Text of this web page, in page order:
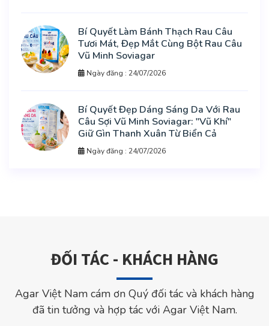
Bí Quyết Làm Bánh Thạch Rau Câu
Tươi Mát, Đẹp Mắt Cùng Bột Rau Câu
Vũ Minh Soviagar
Ngày đăng : 24/07/2026
Bí Quyết Đẹp Dáng Sáng Da Với Rau
Câu Sợi Vũ Minh Soviagar: "Vũ Khí"
Giữ Gìn Thanh Xuân Từ Biển Cả
Ngày đăng : 24/07/2026
ĐỐI TÁC - KHÁCH HÀNG
Agar Việt Nam cám ơn Quý đối tác và khách hàng
đã tin tưởng và hợp tác với Agar Việt Nam.